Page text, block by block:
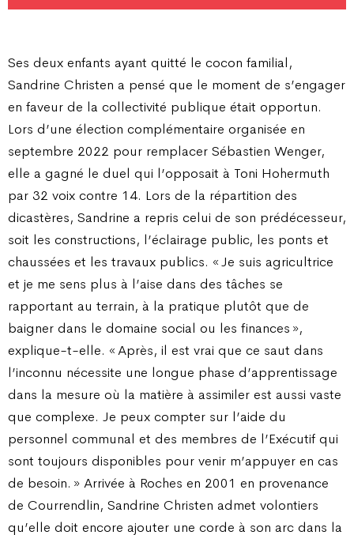
Ses deux enfants ayant quitté le cocon familial,
Sandrine Christen a pensé que le moment de s’engager
en faveur de la collectivité publique était opportun.
Lors d’une élection complémentaire organisée en
septembre 2022 pour remplacer Sébastien Wenger,
elle a gagné le duel qui l’opposait à Toni Hohermuth
par 32 voix contre 14. Lors de la répartition des
dicastères, Sandrine a repris celui de son prédécesseur,
soit les constructions, l’éclairage public, les ponts et
chaussées et les travaux publics. « Je suis agricultrice
et je me sens plus à l’aise dans des tâches se
rapportant au terrain, à la pratique plutôt que de
baigner dans le domaine social ou les finances »,
explique-t-elle. « Après, il est vrai que ce saut dans
l’inconnu nécessite une longue phase d’apprentissage
dans la mesure où la matière à assimiler est aussi vaste
que complexe. Je peux compter sur l’aide du
personnel communal et des membres de l’Exécutif qui
sont toujours disponibles pour venir m’appuyer en cas
de besoin. » Arrivée à Roches en 2001 en provenance
de Courrendlin, Sandrine Christen admet volontiers
qu’elle doit encore ajouter une corde à son arc dans la